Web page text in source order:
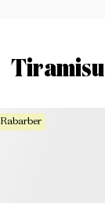
Tiramisu
Rabarber